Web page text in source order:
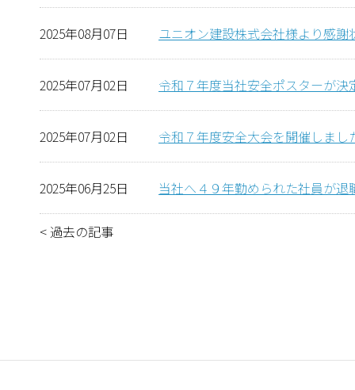
2025年08月07日 ユニオン建設株式会社様より感謝
2025年07月02日 令和７年度当社安全ポスターが決
2025年07月02日 令和７年度安全大会を開催しまし
2025年06月25日 当社へ４９年勤められた社員が退
<過去の記事